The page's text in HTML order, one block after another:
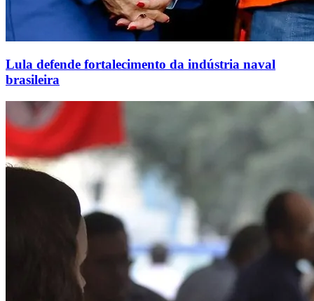
Lula defende fortalecimento da indústria naval
brasileira